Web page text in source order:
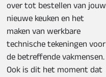
over tot bestellen van jouw
nieuwe keuken en het
maken van werkbare
technische tekeningen voor
de betreffende vakmensen.
Ook is dit het moment dat